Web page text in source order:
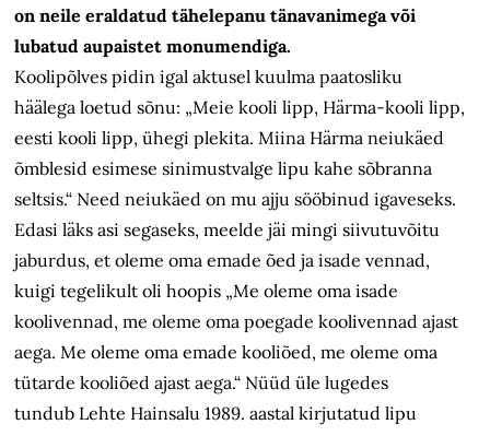
on neile eraldatud tähelepanu tänavanimega või
lubatud aupaistet monumendiga.
Koolipõlves pidin igal aktusel kuulma paatosliku
häälega loetud sõnu: „Meie kooli lipp, Härma-kooli lipp,
eesti kooli lipp, ühegi plekita. Miina Härma neiukäed
õmblesid esimese sinimustvalge lipu kahe sõbranna
seltsis.“ Need neiukäed on mu ajju sööbinud igaveseks.
Edasi läks asi segaseks, meelde jäi mingi siivutuvõitu
jaburdus, et oleme oma emade õed ja isade vennad,
kuigi tegelikult oli hoopis „Me oleme oma isade
koolivennad, me oleme oma poegade koolivennad ajast
aega. Me oleme oma emade kooliõed, me oleme oma
tütarde kooliõed ajast aega.“ Nüüd üle lugedes
tundub Lehte Hainsalu 1989. aastal kirjutatud lipu